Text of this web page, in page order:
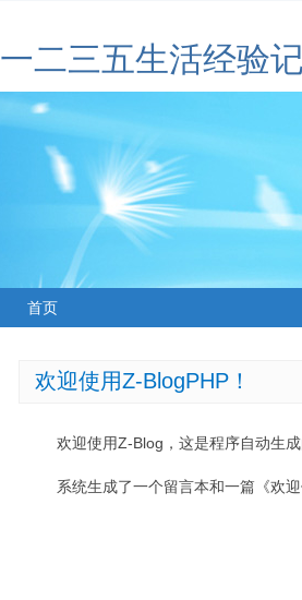
一二三五生活经验
首页
欢迎使用Z-BlogPHP！
欢迎使用Z-Blog，这是程序自动生
系统生成了一个留言本和一篇《欢